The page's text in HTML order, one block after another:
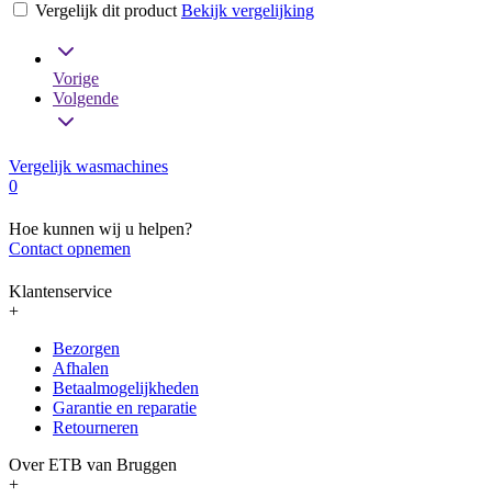
Vergelijk dit product Bekijk vergelijking
Vorige
Volgende
Vergelijk wasmachines
0
Hoe kunnen wij u helpen?
Contact opnemen
Klantenservice
+
Bezorgen
Afhalen
Betaalmogelijkheden
Garantie en reparatie
Retourneren
Over ETB van Bruggen
+